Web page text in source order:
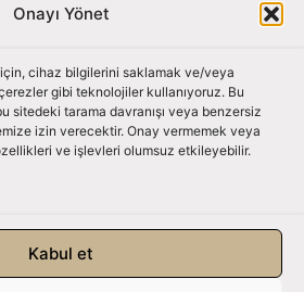
Onayı Yönet
cihaz bilgilerini saklamak ve/veya
gibi teknolojiler kullanıyoruz. Bu
sitedeki tarama davranışı veya benzersiz
izin verecektir. Onay vermemek veya
ve işlevleri olumsuz etkileyebilir.
Kabul et
info@nouvart.net
Takip Edin